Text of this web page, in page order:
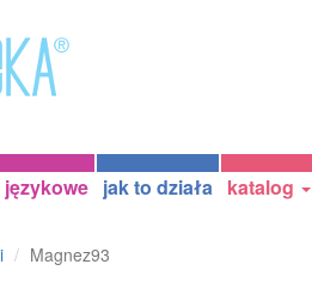
jak to działa katalog
Magnez93